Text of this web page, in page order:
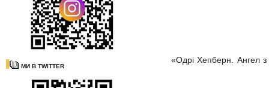
МИ В TWITTER
«Одрі Хепберн. Ангел